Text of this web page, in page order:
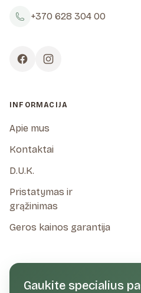
+370 628 304 00
INFORMACIJA
Apie mus
Kontaktai
D.U.K.
Pristatymas ir
grąžinimas
Geros kainos garantija
Gaukite specialius